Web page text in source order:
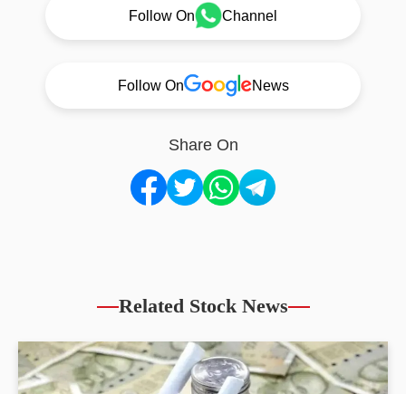
Follow On Channel
Follow On News
Share On
Related Stock News